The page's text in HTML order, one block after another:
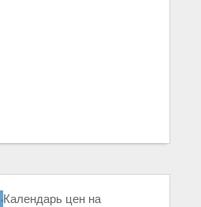
Календарь цен на